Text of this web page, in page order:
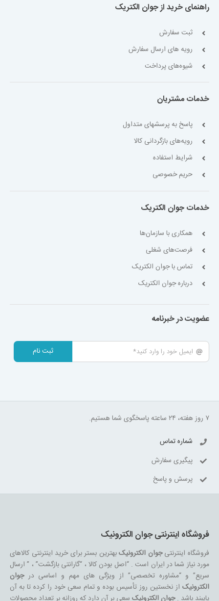
راهنمای خرید از جوان الکتریک
ثبت سفارش
رویه های ارسال سفارش
شیوه‌های پرداخت
خدمات مشتریان
پاسخ به پرسشهای متداول
رویه‌های بازگردانی کالا
شرایط استفاده
حریم خصوصی
خدمات جوان الکتریک
همکاری با سازمان‌ها
فرصت‌های شغلی
تماس با جوان الکتریک
درباره جوان الکتریک
عضویت در خبرنامه
ثبت نام
۷ روز هفته، ۲۴ ساعته پاسخگوی شما هستیم.
شماره تماس
پیگیری سفارش
پرسش و پاسخ
فروشگاه اینترنتی جوان الکترونیک
فروشگاه اینترنتیجوان الکترونیکبهترین بستر برای خرید اینترنتی کالاهای
مورد نیاز شما در ایران است . “اصل بودن کالا ، “گارانتی بازگشت” ، ” ارسال
سریع” و “مشاوره تخصصی” از ویژگی های مهم و اساسی درجوان
الکترونیکاز نخستین روز تأسیس بوده و تمام سعی خود را کرده تا به آن
پایبند باشد .جوان الکترونیکسعی بر آن دارد که روزانه بر تعداد محصولات